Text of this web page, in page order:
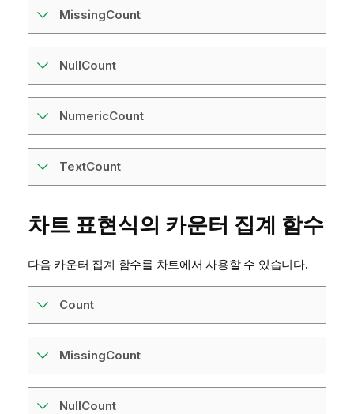
MissingCount
NullCount
NumericCount
TextCount
차트 표현식의 카운터 집계 함수
다음 카운터 집계 함수를 차트에서 사용할 수 있습니다.
Count
MissingCount
NullCount